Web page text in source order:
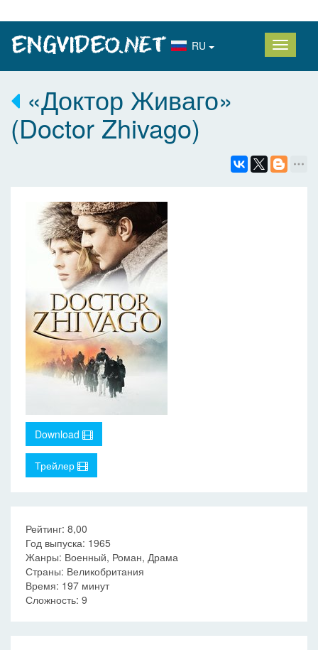
RU
«Доктор Живаго»
(Doctor Zhivago)
Download
Трейлер
Рейтинг: 8,00
Год выпуска: 1965
Жанры: Военный, Роман, Драма
Страны: Великобритания
Время: 197 минут
Сложность: 9